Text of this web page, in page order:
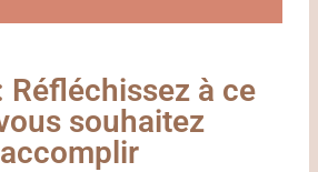
Réfléchissez à ce
souhaitez
accomplir